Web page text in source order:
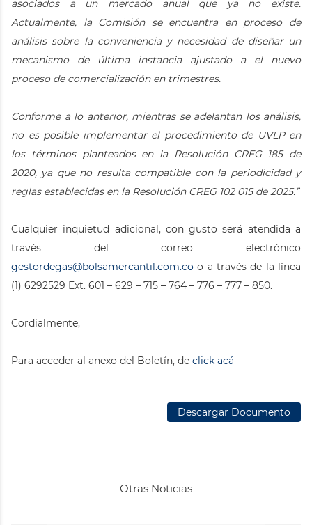
asociados a un mercado anual que ya no existe.
Actualmente, la Comisión se encuentra en proceso de
análisis sobre la conveniencia y necesidad de diseñar un
mecanismo de última instancia ajustado a el nuevo
proceso de comercialización en trimestres.
Conforme a lo anterior, mientras se adelantan los análisis,
no es posible implementar el procedimiento de UVLP en
los términos planteados en la Resolución CREG 185 de
2020, ya que no resulta compatible con la periodicidad y
reglas establecidas en la Resolución CREG 102 015 de 2025.”
Cualquier inquietud adicional, con gusto será atendida a
través del correo electrónico
gestordegas@bolsamercantil.com.co o a través de la línea
(1) 6292529 Ext. 601 – 629 – 715 – 764 – 776 – 777 – 850.
Cordialmente,
Para acceder al anexo del Boletín, de click acá
Descargar Documento
Otras Noticias